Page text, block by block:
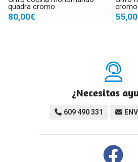
quadra cromo
80,00€
cromo
¿Necesitas
609 490 331